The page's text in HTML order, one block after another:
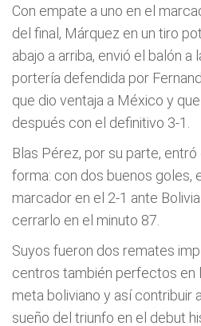
Con empate a uno en el
del final, Márquez en un tiro
abajo a arriba, envió el balón a
portería defendida por
que dio ventaja a México y
después con el definitivo 3-1.
Blas Pérez, por su parte,
forma: con dos buenos goles,
marcador en el 2-1 ante
cerrarlo en el minuto 87.
Suyos fueron dos remates
centros también perfectos en
meta boliviano y así contribuir
sueño del triunfo en el debut